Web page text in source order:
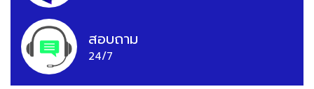
สอบถาม
24/7